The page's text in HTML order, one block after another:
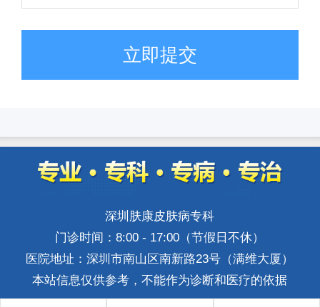
立即提交
深圳肤康皮肤病专科
门诊时间：8:00 - 17:00（节假日不休）
医院地址：深圳市南山区南新路23号（满维大厦）
本站信息仅供参考，不能作为诊断和医疗的依据